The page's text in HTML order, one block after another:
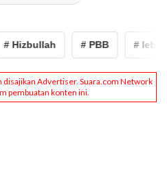
# Hizbullah # PBB #